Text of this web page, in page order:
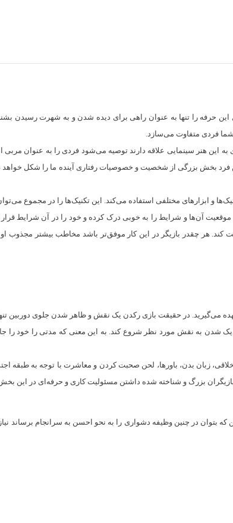
حرفه‌ را تنها به عنوان راهی برای دیده‌ شدن و به شهرت رسیدن
شما فردی متفاوت می‌سازد.
هنر سینمایی علاقه دارند توصیه می‌شود فردی را به عنوان مربی
بخش بزرگی از شخصیت و خصوصیات رفتاری آینده ما را شکل خواهد
و ابزارهای مختلفی استفاده می‌کند. این تکنیک‌ها را در مجموع
آن‌ها و شرایط را به خوبی درک کرده و خود را در آن شرایط
کند. هر چقدر بازیگر در این کار موفق‌تر باشد مخاطب بیشتر
می‌گیرید. در حقیقت بازی رکدن یک نقش و ظاهر شدن جلوی دوربین
شدن به نقش مورد نظر شروع کند. به این معنی که مدتی را خود را
زبان بدن، باورها، لحن صحبت کردن و معاشرت با توجه به طبقه
بزرگ و شناخته شده داشتن مسئولیت کاری و حرفه‌ای در این
بتوان در چنین وظیفه دشواری را به نحو احسن به سرانجام برساند